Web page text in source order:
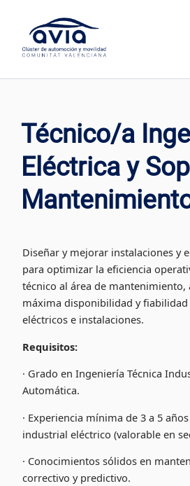
contenido
Técnico/a
Eléctrica y
Diseñar y mejorar instalaciones y
para optimizar la eficiencia
técnico al área de mantenimiento,
máxima disponibilidad y fiabilidad
eléctricos e instalaciones.
Requisitos:
· Grado en Ingeniería Técnica
Automática.
· Experiencia mínima de 3 a 5
industrial eléctrico (valorable en
· Conocimientos sólidos en
correctivo y predictivo.